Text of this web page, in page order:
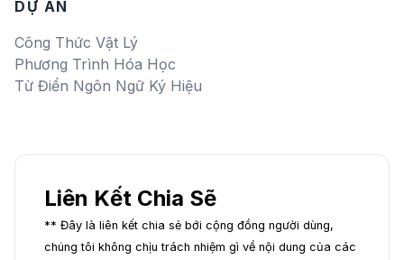
DỰ ÁN
Công Thức Vật Lý
Phương Trình Hóa Học
Từ Điển Ngôn Ngữ Ký Hiệu
Liên Kết Chia Sẽ
** Đây là liên kết chia sẻ bới cộng đồng người dùng,
chúng tôi không chịu trách nhiệm gì về nội dung của các